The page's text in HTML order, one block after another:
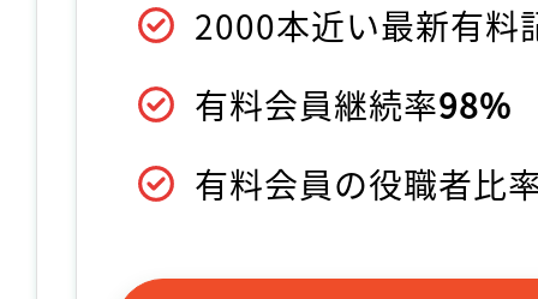
2000本近い最新有料
有料会員継続率98%
有料会員の役職者比